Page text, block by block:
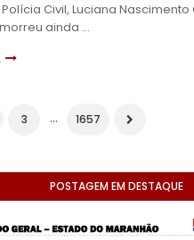
Civil, Luciana Nascimento
ainda …
3 ... 1657
POSTAGEM EM DESTAQUE